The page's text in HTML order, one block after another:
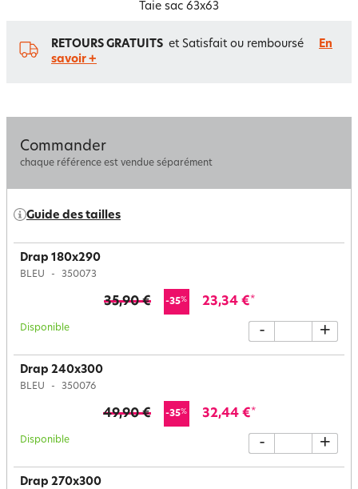
Taie sac 63x63
RETOURS GRATUITS et Satisfait ou remboursé
En
savoir +
Commander
chaque référence est vendue séparément
Guide des tailles
Drap 180x290
BLEU 350073
35,90 € -35% 23,34 €*
Disponible - +
Drap 240x300
BLEU 350076
49,90 € -35% 32,44 €*
Disponible - +
Drap 270x300